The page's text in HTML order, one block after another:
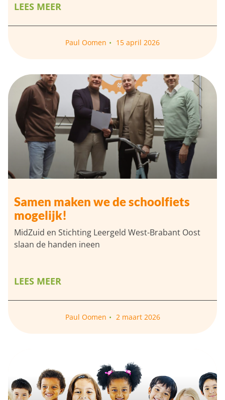
LEES MEER
Paul Oomen 15 april 2026
Samen maken we de schoolfiets
mogelijk!
MidZuid en Stichting Leergeld West-Brabant Oost
slaan de handen ineen
LEES MEER
Paul Oomen 2 maart 2026